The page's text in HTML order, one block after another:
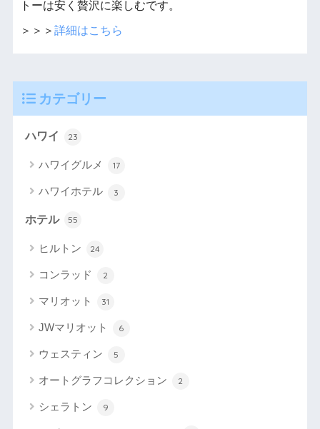
トーは安く贅沢に楽しむです。
＞＞＞ 詳細はこちら
カテゴリー
ハワイ 23
ハワイグルメ 17
ハワイホテル 3
ホテル 55
ヒルトン 24
コンラッド 2
マリオット 31
JWマリオット 6
ウェスティン 5
オートグラフコレクション 2
シェラトン 9